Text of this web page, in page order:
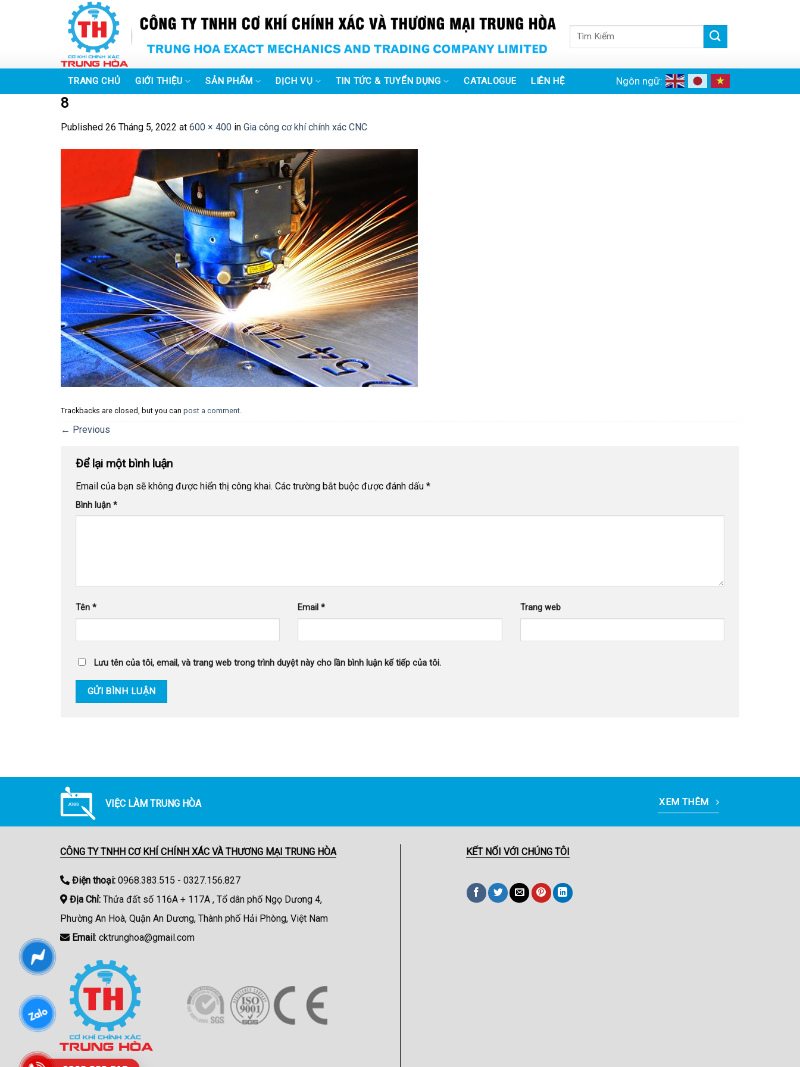
Tìm
TRANG CHỦ GIỚI THIỆU SẢN PHẨM DỊCH VỤ TIN TỨC & TUYỂN DỤNG CATALOGUE LIÊN HỆ Ngôn ngữ:
8
Published 26 Tháng 5, 2022 at 600 × 400 in Gia công cơ khí chính xác CNC
Trackbacks are closed, but you can post a comment.
← Previous
Để lại một bình luận
Email của bạn sẽ không được hiển thị công khai. Các trường bắt buộc được đánh dấu *
Bình luận *
Tên * Email* Trang web
Lưu tên của tôi, email, và trang web trong trình duyệt này cho lần bình luận kế tiếp của tôi.
VIỆC LÀM TRUNG HÒA XEM THÊM
CÔNG TY TNHH CƠ KHÍ CHÍNH XÁC VÀ THƯƠNG MẠI TRUNG HÒA
Điện thoại:0968.383.515 - 0327.156.827
Địa Chỉ:Thửa đất số 116A + 117A , Tổ dân phố Ngọ Dương 4,
Phường An Hoà, Quận An Dương, Thành phố Hải Phòng, Việt Nam
Email : cktrunghoa@gmail.com
KẾT NỐI VỚI CHÚNG TÔI